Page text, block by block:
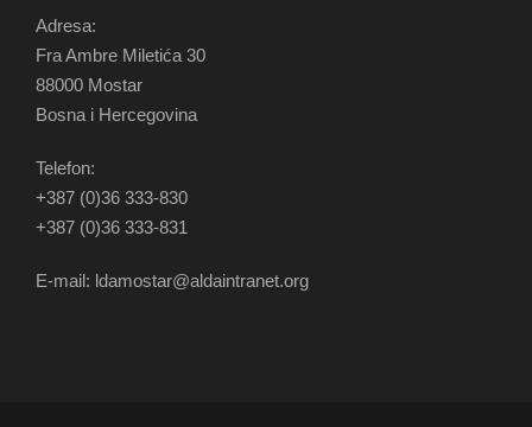
Adresa:
Fra Ambre Miletića 30
88000 Mostar
Bosna i Hercegovina
Telefon:
+387 (0)36 333-830
+387 (0)36 333-831
E-mail: ldamostar@aldaintranet.org